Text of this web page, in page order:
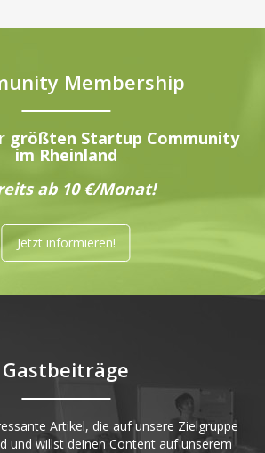
Membership
größten Startup Community
im Rheinland
ab 10 €/Monat!
Jetzt informieren!
Gastbeiträge
Artikel, die auf unsere Zielgruppe
und willst deinen Content auf unserem